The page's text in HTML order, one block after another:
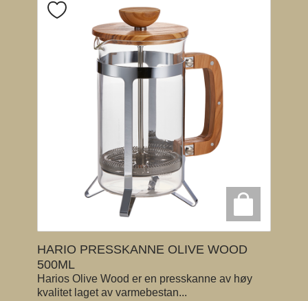
HARIO PRESSKANNE OLIVE WOOD
500ML
Harios Olive Wood er en presskanne av høy
kvalitet laget av varmebestan...